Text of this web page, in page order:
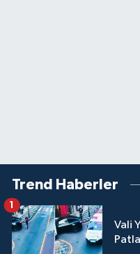
Trend Haberler
Vali
1